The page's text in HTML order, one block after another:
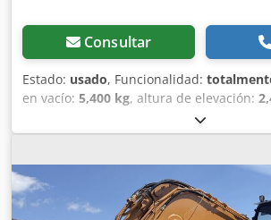
Consultar
Estado: usado, Funcionalidad:
en vacío: 5,400 kg, altura de elevación:
, horas de
longitud total:5,550 mm, altura de
construcción:
, Otros Clase de
Estado técnico: normal Crjdswlxgaspfx
batería: normal